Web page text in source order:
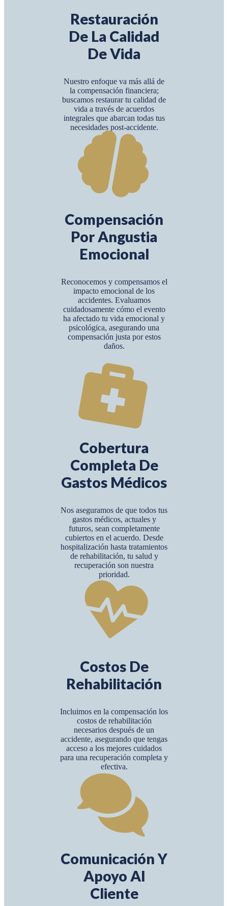
Restauración
De La Calidad
De Vida
Nuestro enfoque va más allá de
la compensación financiera;
buscamos restaurar tu calidad de
vida a través de acuerdos
integrales que abarcan todas tus
necesidades post-accidente.
Compensación
Por Angustia
Emocional
Reconocemos y compensamos el
impacto emocional de los
accidentes. Evaluamos
cuidadosamente cómo el evento
ha afectado tu vida emocional y
psicológica, asegurando una
compensación justa por estos
daños.
Cobertura
Completa De
Gastos Médicos
Nos aseguramos de que todos tus
gastos médicos, actuales y
futuros, sean completamente
cubiertos en el acuerdo. Desde
hospitalización hasta tratamientos
de rehabilitación, tu salud y
recuperación son nuestra
prioridad.
Costos De
Rehabilitación
Incluimos en la compensación los
costos de rehabilitación
necesarios después de un
accidente, asegurando que tengas
acceso a los mejores cuidados
para una recuperación completa y
efectiva.
Comunicación Y
Apoyo Al
Cliente